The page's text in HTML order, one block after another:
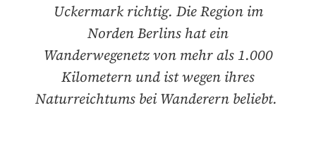
Uckermark richtig. Die Region im
Norden Berlins hat ein
Wanderwegenetz von mehr als 1.000
Kilometern und ist wegen ihres
Naturreichtums bei Wanderern beliebt.